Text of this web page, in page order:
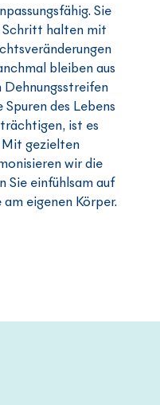
Sie
Schritt halten mit
bleiben aus
Dehnungsstreifen
Spuren des Lebens
ist es
Mit gezielten
wir die
Sie einfühlsam auf
eigenen Körper.